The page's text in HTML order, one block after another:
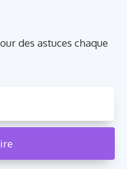
des astuces chaque